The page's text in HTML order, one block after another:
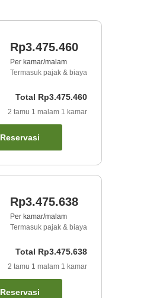
Rp3.475.460
Per kamar/malam
Termasuk pajak & biaya
Total Rp3.475.460
2 tamu 1 malam 1 kamar
Reservasi
Rp3.475.638
Per kamar/malam
Termasuk pajak & biaya
Total Rp3.475.638
2 tamu 1 malam 1 kamar
Reservasi